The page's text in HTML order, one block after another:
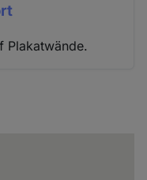
Plakatwände.